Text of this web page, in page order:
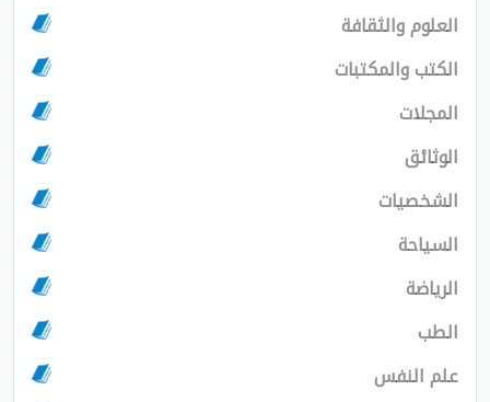
العلوم والثقافة
الكتب والمكتبات
المجلات
الوثائق
الشخصيات
السياحة
الرياضة
الطب
علم النفس